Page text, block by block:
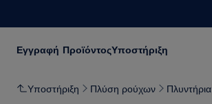
Εγγραφή ΠροϊόντοςΥποστήριξη
Υποστήριξη Πλύση ρούχων